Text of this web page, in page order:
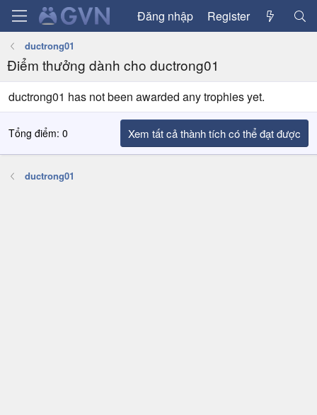
Đăng nhập Register
ductrong01
Điểm thưởng dành cho ductrong01
ductrong01 has not been awarded any trophies yet.
Tổng điểm: 0 Xem tất cả thành tích có thể đạt được
ductrong01